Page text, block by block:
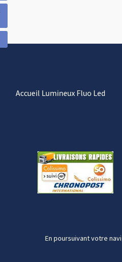
Accueil Lumineux Fluo Led
En poursuivant votre